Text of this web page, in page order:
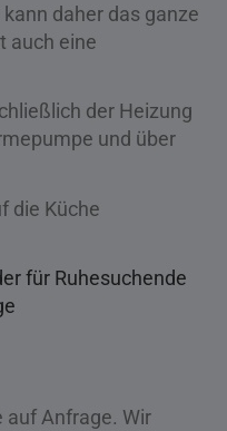
daher das ganze
auch eine
der Heizung
und über
die Küche
für Ruhesuchende
auf Anfrage. Wir